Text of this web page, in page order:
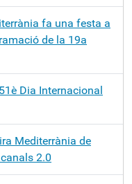
fa una festa a
de la 19a
Dia Internacional
Mediterrània de
2.0